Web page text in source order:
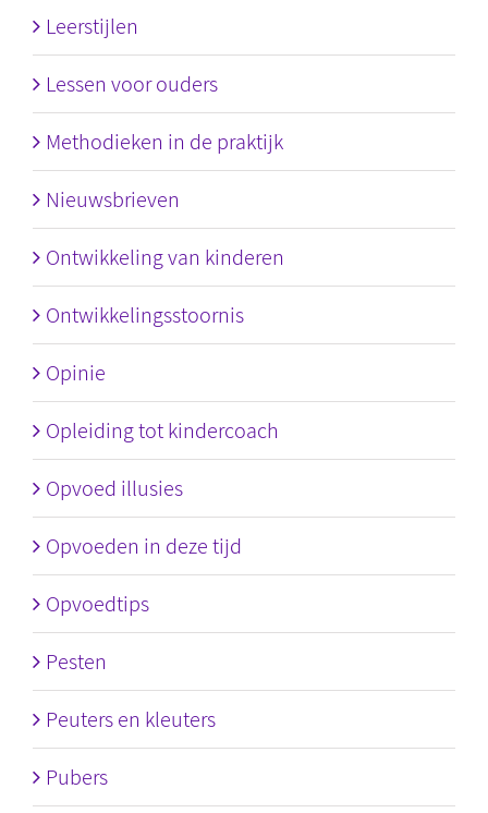
Leerstijlen
Lessen voor ouders
Methodieken in de praktijk
Nieuwsbrieven
Ontwikkeling van kinderen
Ontwikkelingsstoornis
Opinie
Opleiding tot kindercoach
Opvoed illusies
Opvoeden in deze tijd
Opvoedtips
Pesten
Peuters en kleuters
Pubers